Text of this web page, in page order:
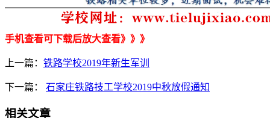
手机查看可下载后放大查看》》》
上一篇： 铁路学校2019年新生军训
下一篇： 石家庄铁路技工学校2019中秋放假通知
相关文章